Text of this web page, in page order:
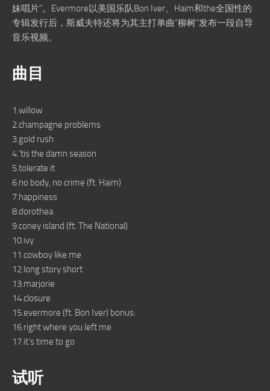
妹唱片”。Evermore以美国乐队Bon Iver、Haim和the全国性的
专辑发行后，斯威夫特还将为其主打单曲“柳树”发布一段自导
音乐视频。
曲目
1.willow
2.champagne problems
3.gold rush
4.’tis the damn season
5.tolerate it
6.no body, no crime (ft. Haim)
7.happiness
8.dorothea
9.coney island (ft. The National)
10.ivy
11.cowboy like me
12.long story short
13.marjorie
14.closure
15.evermore (ft. Bon Iver) bonus:
16.right where you left me
17.it’s time to go
试听